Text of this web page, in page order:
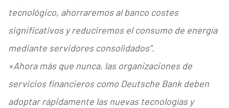
tecnológico, ahorraremos al banco costes
significativos y reduciremos el consumo de energía
mediante servidores consolidados”.
«Ahora más que nunca, las organizaciones de
servicios financieros como Deutsche Bank deben
adoptar rápidamente las nuevas tecnologías y